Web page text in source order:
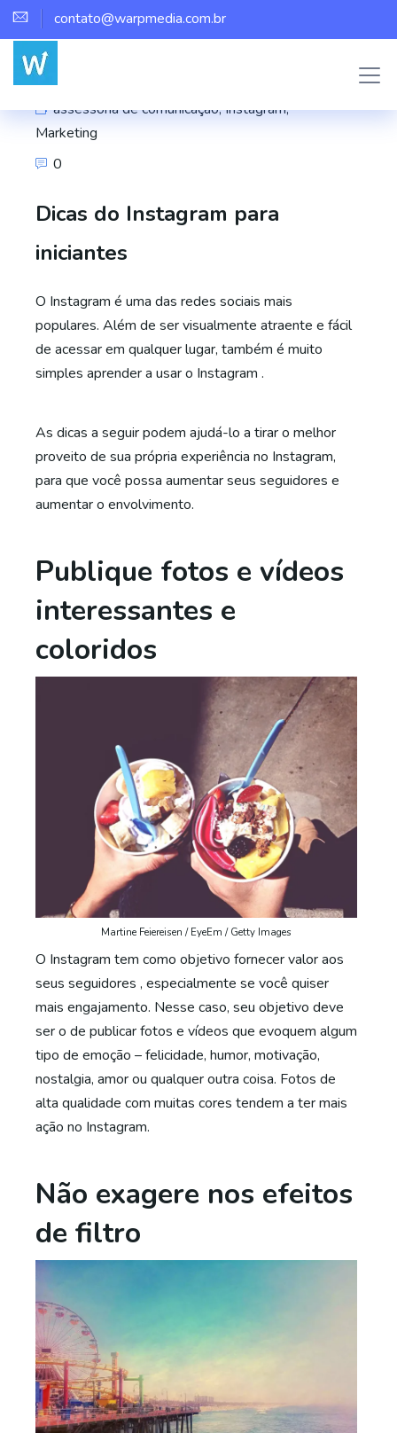
contato@warpmedia.com.br
assessoria de comunicação,Instagram,
Marketing
0
Dicas do Instagram para
iniciantes
O Instagram é uma das redes sociais mais
populares. Além de ser visualmente atraente e fácil
de acessar em qualquer lugar, também é muito
simples aprender a usar o Instagram .
As dicas a seguir podem ajudá-lo a tirar o melhor
proveito de sua própria experiência no Instagram,
para que você possa aumentar seus seguidores e
aumentar o envolvimento.
Publique fotos e vídeos
interessantes e
coloridos
Martine Feiereisen / EyeEm / Getty Images
O Instagram tem como objetivo fornecer valor aos
seus seguidores , especialmente se você quiser
mais engajamento. Nesse caso, seu objetivo deve
ser o de publicar fotos e vídeos que evoquem algum
tipo de emoção – felicidade, humor, motivação,
nostalgia, amor ou qualquer outra coisa. Fotos de
alta qualidade com muitas cores tendem a ter mais
ação no Instagram.
Não exagere nos efeitos
de filtro